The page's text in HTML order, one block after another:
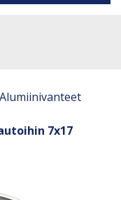
Alumiinivanteet
7x17